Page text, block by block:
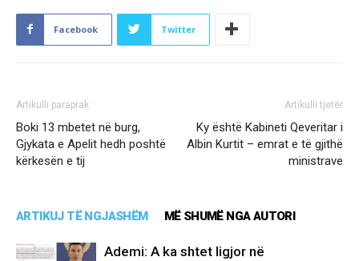
Facebook Twitter
Artikulli paraprak
Boki 13 mbetet në burg,
Gjykata e Apelit hedh poshtë
kërkesën e tij
Artikulli tjetër
Ky është Kabineti Qeveritar i
Albin Kurtit – emrat e të gjithë
ministrave
ARTIKUJ TË NGJASHËM MË SHUMË NGA AUTORI
Ademi: A ka shtet ligjor në